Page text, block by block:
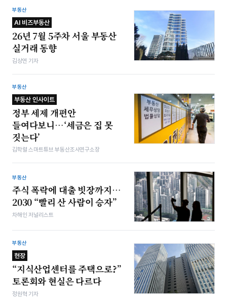
부동산
AI 비즈부동산
26년 7월 5주차 서울 부동산
실거래 동향
김상연 기자
부동산
부동산 인사이트
정부 세제 개편안
들여다보니…‘세금은 집 못
짓는다’
김학렬 스마트튜브 부동산조사연구소장
부동산
주식 폭락에 대출 빗장까지…
2030 “빨리 산 사람이 승자”
차해인 저널리스트
부동산
현장
“지식산업센터를 주택으로?”
토론회와 현실은 다르다
정원혁 기자